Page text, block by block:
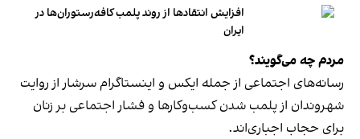
افزایش انتقادها از روند پلمب کافه‌رستوران‌ها در
ایران
مردم چه می‌گویند؟
رسانه‎‌های اجتماعی از جمله ایکس و اینستاگرام سرشار از روایت
شهروندان از پلمب شدن کسب‌وکارها و فشار اجتماعی بر زنان
برای حجاب اجباری‌اند.